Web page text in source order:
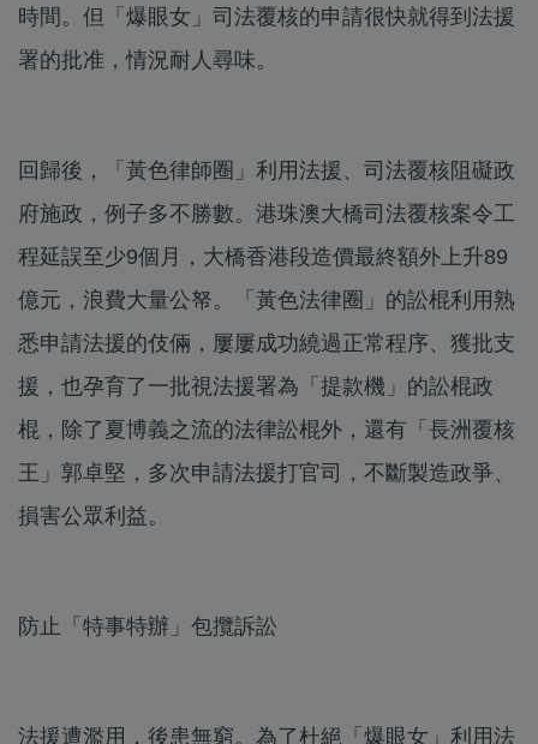
時間。但「爆眼女」司法覆核的申請很快就得到法援
署的批准，情況耐人尋味。
回歸後，「黃色律師圈」利用法援、司法覆核阻礙政
府施政，例子多不勝數。港珠澳大橋司法覆核案令工
程延誤至少9個月，大橋香港段造價最終額外上升89
億元，浪費大量公帑。「黃色法律圈」的訟棍利用熟
悉申請法援的伎倆，屢屢成功繞過正常程序、獲批支
援，也孕育了一批視法援署為「提款機」的訟棍政
棍，除了夏博義之流的法律訟棍外，還有「長洲覆核
王」郭卓堅，多次申請法援打官司，不斷製造政爭、
損害公眾利益。
防止「特事特辦」包攬訴訟
法援遭濫用，後患無窮。為了杜絕「爆眼女」利用法